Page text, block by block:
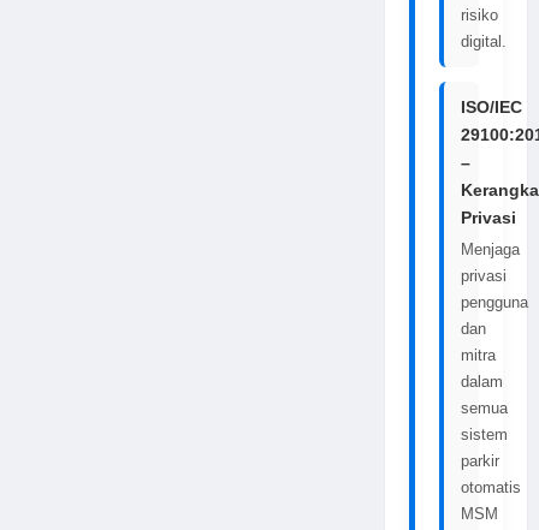
risiko
digital.
ISO/IEC
–
Kerangka
Privasi
Menjaga
privasi
pengguna
dan
mitra
dalam
semua
sistem
parkir
otomatis
MSM